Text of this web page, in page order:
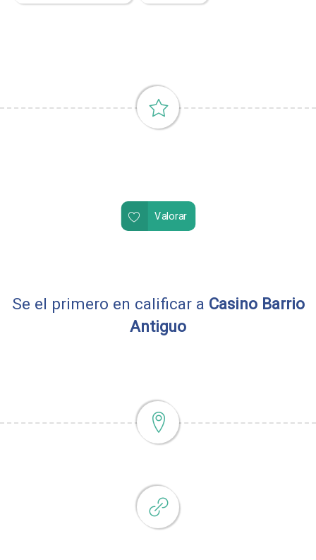
Valorar
Se el primero en calificar a Casino Barrio
Antiguo